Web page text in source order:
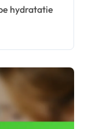
hydratatie